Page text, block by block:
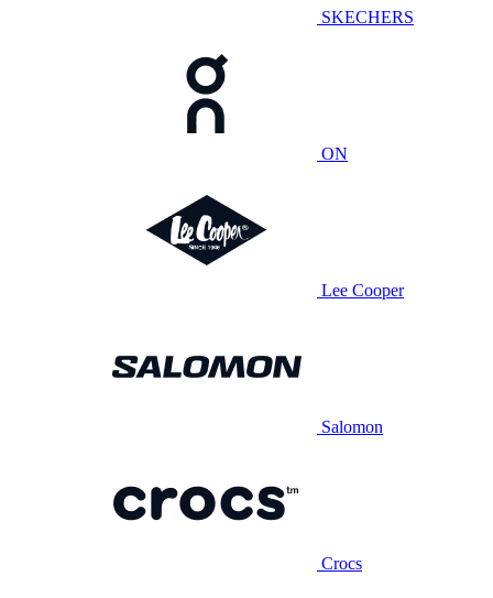
SKECHERS
ON
Lee Cooper
Salomon
Crocs